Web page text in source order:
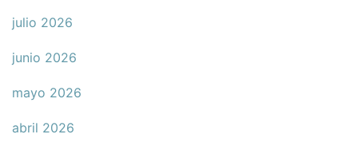
julio 2026
junio 2026
mayo 2026
abril 2026